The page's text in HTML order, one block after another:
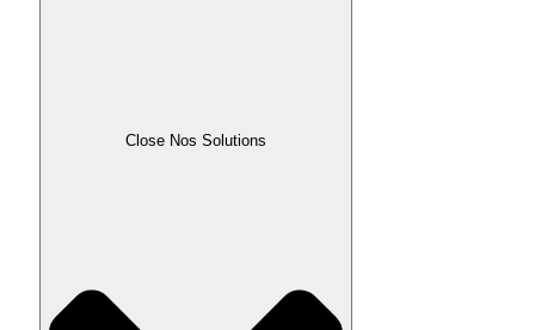
Close Nos Solutions